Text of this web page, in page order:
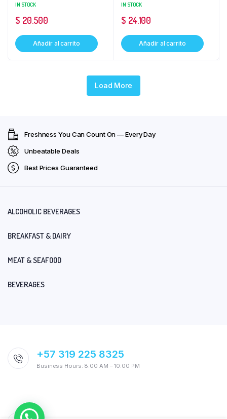
IN STOCK
$ 20.500
Añadir al carrito
IN STOCK
$ 24.100
Añadir al carrito
Load More
Freshness You Can Count On — Every Day
Unbeatable Deals
Best Prices Guaranteed
ALCOHOLIC BEVERAGES
BREAKFAST & DAIRY
MEAT & SEAFOOD
BEVERAGES
+57 319 225 8325
Business Hours: 8:00 AM – 10:00 PM